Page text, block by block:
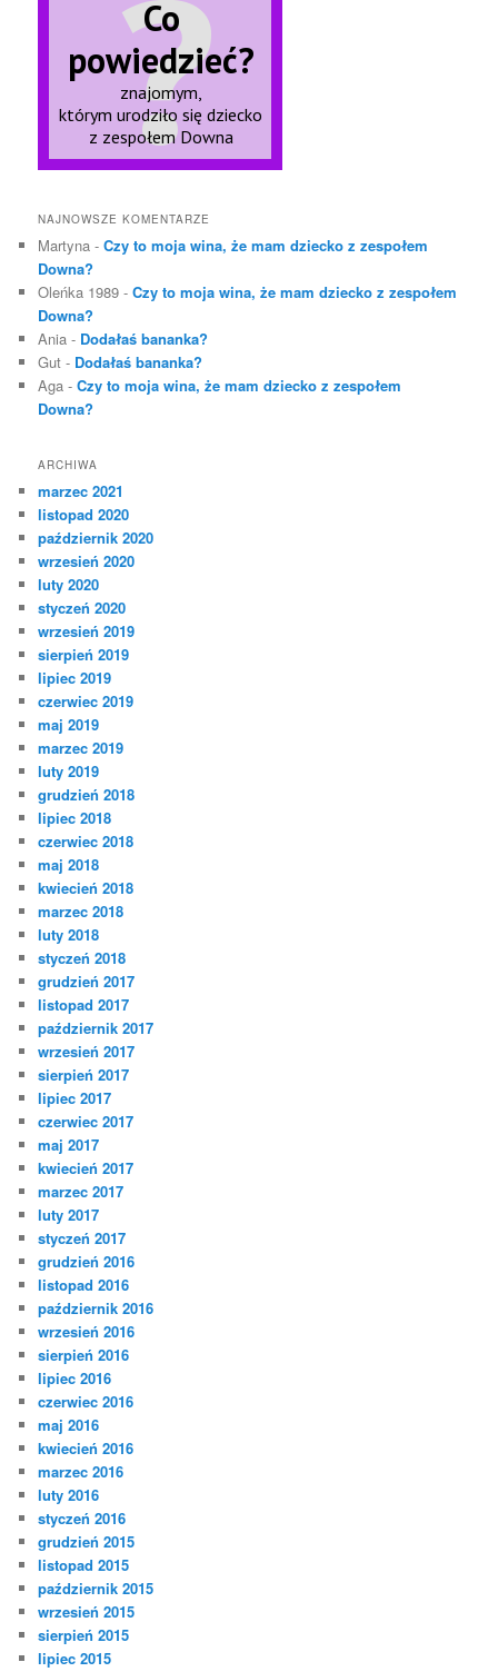
NAJNOWSZE KOMENTARZE
Martyna -Czy to moja wina, że mam dziecko z zespołem
Downa?
Oleńka 1989 -Czy to moja wina, że mam dziecko z zespołem
Downa?
Ania - Dodałaś bananka?
Gut - Dodałaś bananka?
Aga -Czy to moja wina, że mam dziecko z zespołem
Downa?
ARCHIWA
marzec 2021
listopad 2020
październik 2020
wrzesień 2020
luty 2020
styczeń 2020
wrzesień 2019
sierpień 2019
lipiec 2019
czerwiec 2019
maj 2019
marzec 2019
luty 2019
grudzień 2018
lipiec 2018
czerwiec 2018
maj 2018
kwiecień 2018
marzec 2018
luty 2018
styczeń 2018
grudzień 2017
listopad 2017
październik 2017
wrzesień 2017
sierpień 2017
lipiec 2017
czerwiec 2017
maj 2017
kwiecień 2017
marzec 2017
luty 2017
styczeń 2017
grudzień 2016
listopad 2016
październik 2016
wrzesień 2016
sierpień 2016
lipiec 2016
czerwiec 2016
maj 2016
kwiecień 2016
marzec 2016
luty 2016
styczeń 2016
grudzień 2015
listopad 2015
październik 2015
wrzesień 2015
sierpień 2015
lipiec 2015